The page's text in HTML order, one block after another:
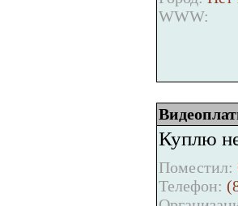
WWW:
Куплю
Поместил:
Телефон: